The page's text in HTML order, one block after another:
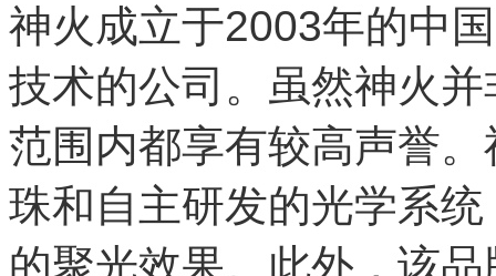
神火成立于2003年的中
技术的公司。虽然神火
范围内都享有较高声誉
珠和自主研发的光学系
的聚光效果。此外，该